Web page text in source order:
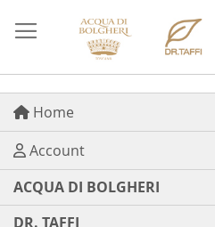
al
contenuto
Home
Account
ACQUA DI BOLGHERI
DR. TAFFI